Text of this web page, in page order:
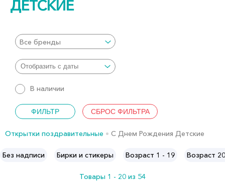
ДЕТСКИЕ
Все бренды
В наличии
Открытки поздравительные С Днем Рождения Детские
Без надписи Бирки и стикеры Возраст 1 - 19 Возраст
Товары 1 - 20 из 54